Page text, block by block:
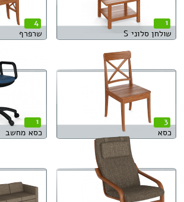
1
שולחן סלוני S
4
שרפרף
3
כסא
1
כסא מחשב